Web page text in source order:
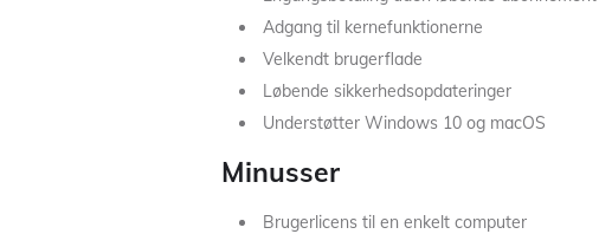
Adgang til kernefunktionerne
Velkendt brugerflade
Løbende sikkerhedsopdateringer
Understøtter Windows 10 og macOS
Minusser
Brugerlicens til en enkelt computer